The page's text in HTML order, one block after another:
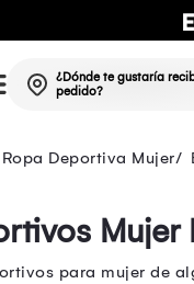
¿Dónde te gustaría
pedido?
Ropa Deportiva Mujer
Mujer
para mujer de